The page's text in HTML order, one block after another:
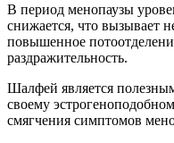
В период менопаузы
снижается, что вызывает
повышенное
раздражительность.
Шалфей является
своему
смягчения симптомов